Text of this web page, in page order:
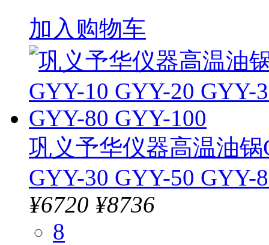
加入购物车
巩义予华仪器高温油
GYY-30 GYY-50 GYY-
¥6720 ¥8736
8